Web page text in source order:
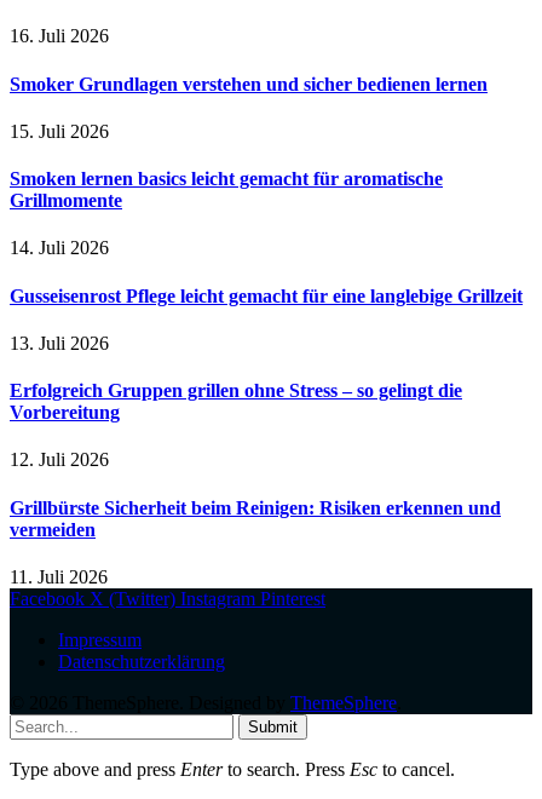
16. Juli 2026
Smoker Grundlagen verstehen und sicher bedienen lernen
15. Juli 2026
Smoken lernen basics leicht gemacht für aromatische
Grillmomente
14. Juli 2026
Gusseisenrost Pflege leicht gemacht für eine langlebige Grillzeit
13. Juli 2026
Erfolgreich Gruppen grillen ohne Stress – so gelingt die
Vorbereitung
12. Juli 2026
Grillbürste Sicherheit beim Reinigen: Risiken erkennen und
vermeiden
11. Juli 2026
Facebook X (Twitter) Instagram Pinterest
Impressum
Datenschutzerklärung
ThemeSphere
Submit
Type above and press Enterto search. Press Esc to cancel.